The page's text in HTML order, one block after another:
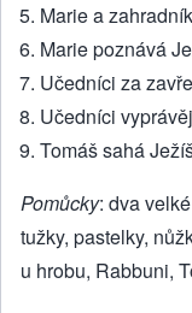
Marie a zahradník
Marie poznává
Učedníci za
Učedníci
Tomáš sahá
Pomůcky: dva
tužky, pastelky,
u hrobu, Rabbuni,